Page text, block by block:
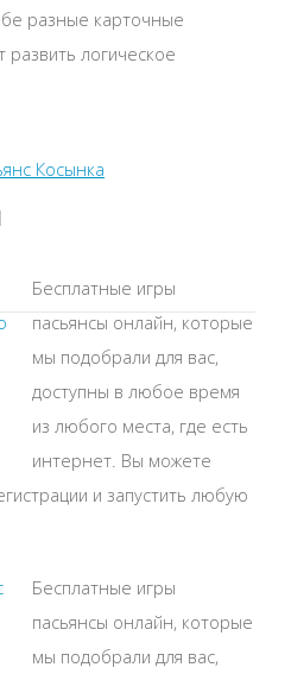
разные карточные
развить логическое
Бесплатные игры
пасьянсы онлайн, которые
мы подобрали для вас,
доступны в любое время
из любого места, где есть
интернет. Вы можете
и запустить любую
Бесплатные игры
пасьянсы онлайн, которые
мы подобрали для вас,